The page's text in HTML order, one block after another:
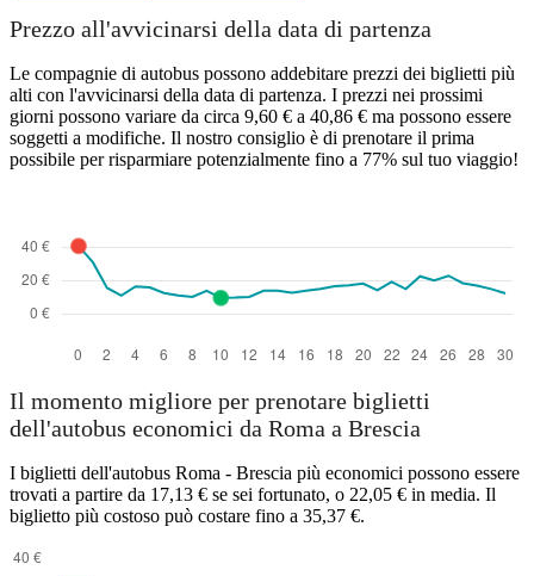
Prezzo all'avvicinarsi della data di partenza
Le compagnie di autobus possono addebitare prezzi dei biglietti più
alti con l'avvicinarsi della data di partenza. I prezzi nei prossimi
giorni possono variare da circa 9,60 € a 40,86 € ma possono essere
soggetti a modifiche. Il nostro consiglio è di prenotare il prima
possibile per risparmiare potenzialmente fino a 77% sul tuo viaggio!
Il momento migliore per prenotare biglietti
dell'autobus economici da Roma a Brescia
I biglietti dell'autobus Roma - Brescia più economici possono essere
trovati a partire da 17,13 € se sei fortunato, o 22,05 € in media. Il
biglietto più costoso può costare fino a 35,37 €.